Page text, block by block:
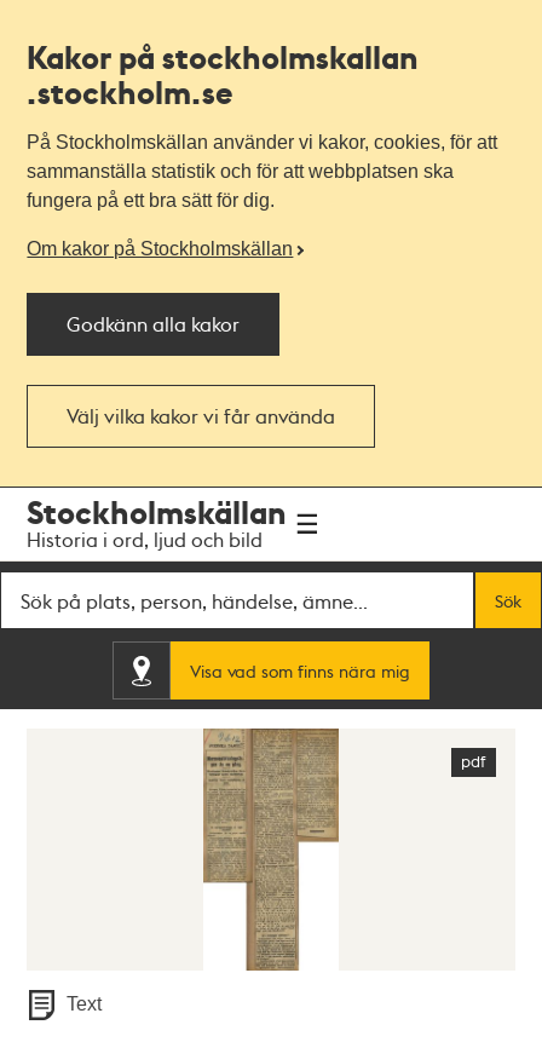
Kakor på stockholmskallan
.stockholm.se
På Stockholmskällan använder vi kakor, cookies, för att
sammanställa statistik och för att webbplatsen ska
fungera på ett bra sätt för dig.
Om kakor på Stockholmskällan
Godkänn alla kakor
Välj vilka kakor vi får använda
navigationen
huvudinnehållet
Stockholmskällan
Historia i ord, ljud och bild
Sök
Visa vad som finns nära mig
Text